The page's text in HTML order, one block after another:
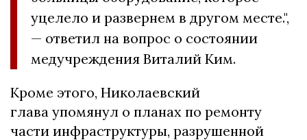
уцелело и развернем в другом месте.",
— ответил на вопрос о состоянии
медучреждения Виталий Ким.
Кроме этого, Николаевский
глава упомянул о планах по ремонту
части инфраструктуры, разрушенной